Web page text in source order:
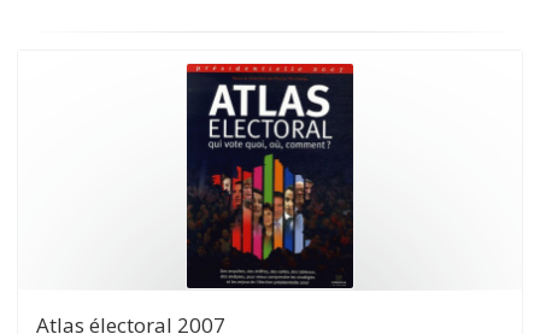
Atlas électoral 2007